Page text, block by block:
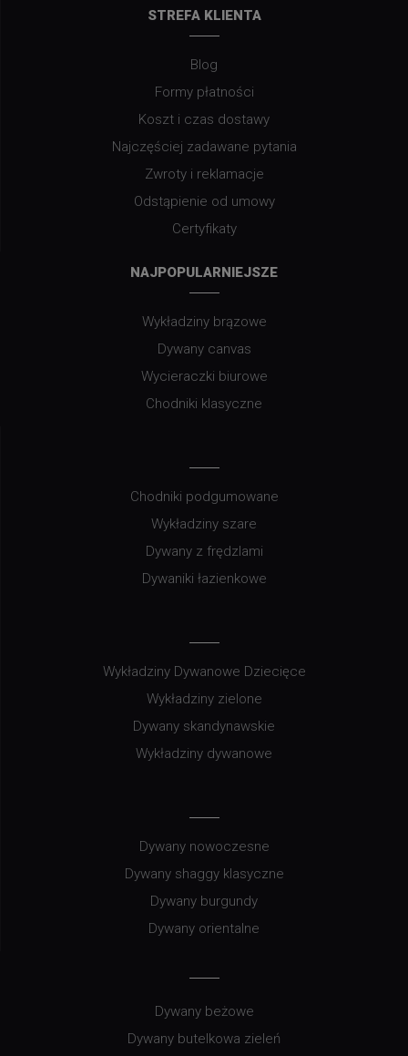
STREFA KLIENTA
Blog
Formy płatności
Koszt i czas dostawy
Najczęściej zadawane pytania
Zwroty i reklamacje
Odstąpienie od umowy
Certyfikaty
NAJPOPULARNIEJSZE
Wykładziny brązowe
Dywany canvas
Wycieraczki biurowe
Chodniki klasyczne
Chodniki podgumowane
Wykładziny szare
Dywany z frędzlami
Dywaniki łazienkowe
Wykładziny Dywanowe Dziecięce
Wykładziny zielone
Dywany skandynawskie
Wykładziny dywanowe
Dywany nowoczesne
Dywany shaggy klasyczne
Dywany burgundy
Dywany orientalne
Dywany beżowe
Dywany butelkowa zieleń